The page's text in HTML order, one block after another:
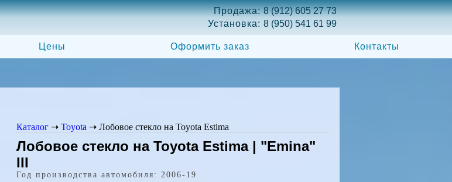
Продажа: 8 (912) 605 27 73
Установка: 8 (950) 541 61 99
Цены Оформить заказ Контакты
Каталог ➝ Toyota ➝ Лобовое стекло на Toyota Estima
Лобовое стекло на Toyota Estima | "Emina"
III
Год производства автомобиля: 2006-19